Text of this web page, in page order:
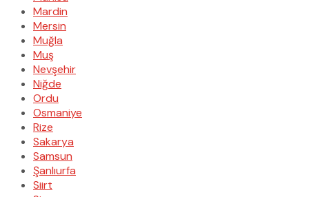
Mardin
Mersin
Muğla
Muş
Nevşehir
Niğde
Ordu
Osmaniye
Rize
Sakarya
Samsun
Şanlıurfa
Siirt